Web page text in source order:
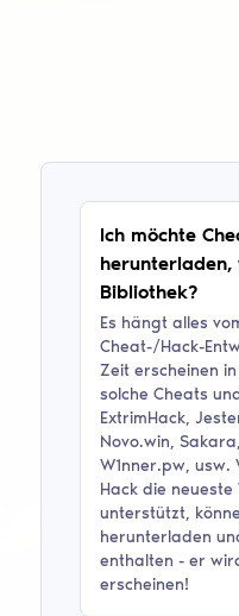
Ich möchte
Bibliothek?
Es hängt alles
Cheat-/Hack-
Zeit erscheinen
solche Cheats
ExtrimHack,
Novo.win,
W1nner.pw, usw.
Hack die neueste
unterstützt,
herunterladen
enthalten - er
erscheinen!